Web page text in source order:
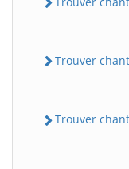
Trouver
Trouver